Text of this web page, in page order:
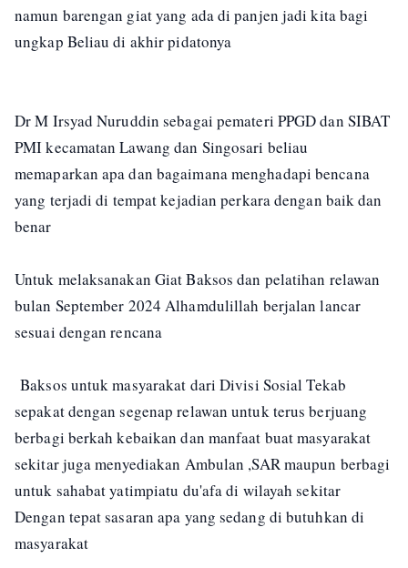
namun barengan giat yang ada di panjen jadi kita bagi
ungkap Beliau di akhir pidatonya
Dr M Irsyad Nuruddin sebagai pemateri PPGD dan SIBAT
PMI kecamatan Lawang dan Singosari beliau
memaparkan apa dan bagaimana menghadapi bencana
yang terjadi di tempat kejadian perkara dengan baik dan
benar
Untuk melaksanakan Giat Baksos dan pelatihan relawan
bulan September 2024 Alhamdulillah berjalan lancar
sesuai dengan rencana
Baksos untuk masyarakat dari Divisi Sosial Tekab
sepakat dengan segenap relawan untuk terus berjuang
berbagi berkah kebaikan dan manfaat buat masyarakat
sekitar juga menyediakan Ambulan ,SAR maupun berbagi
untuk sahabat yatimpiatu du'afa di wilayah sekitar
Dengan tepat sasaran apa yang sedang di butuhkan di
masyarakat